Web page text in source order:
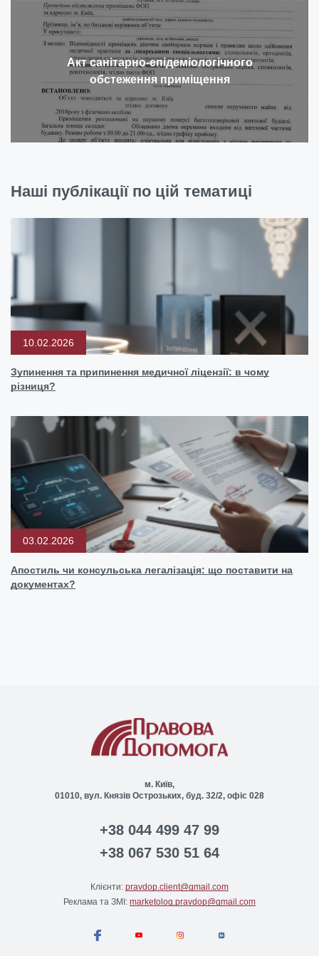
Акт санітарно-епідеміологічного
обстеження приміщення
Наші публікації по цій тематиці
10.02.2026
Зупинення та припинення медичної ліцензії: в чому
різниця?
03.02.2026
Апостиль чи консульська легалізація: що поставити на
документах?
м. Київ,
01010, вул. Князів Острозьких, буд. 32/2, офіс 028
+38 044 499 47 99
+38 067 530 51 64
Клієнти: pravdop.client@gmail.com
Реклама та ЗМІ: marketolog.pravdop@gmail.com